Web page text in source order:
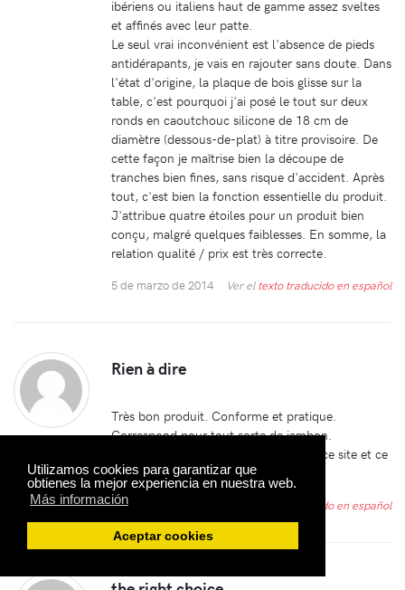
Utilizamos cookies para garantizar que
obtienes la mejor experiencia en nuestra web.
Más información
Aceptar cookies
ibériens ou italiens haut de gamme assez sveltes
et affinés avec leur patte.
Le seul vrai inconvénient est l'absence de pieds
antidérapants, je vais en rajouter sans doute. Dans
l'état d'origine, la plaque de bois glisse sur la
table, c'est pourquoi j'ai posé le tout sur deux
ronds en caoutchouc silicone de 18 cm de
diamètre (dessous-de-plat) à titre provisoire. De
cette façon je maîtrise bien la découpe de
tranches bien fines, sans risque d'accident. Après
tout, c'est bien la fonction essentielle du produit.
J'attribue quatre étoiles pour un produit bien
conçu, malgré quelques faiblesses. En somme, la
relation qualité / prix est très correcte.
5 de marzo de 2014 Ver eltexto traducido en español
Toulouse
Rien à dire
Très bon produit. Conforme et pratique.
Correspond pour tout sorte de jambon.
Livraison sans problème. Je conseille ce site et ce
produit.
10 de enero de 2014 texto traducido en español